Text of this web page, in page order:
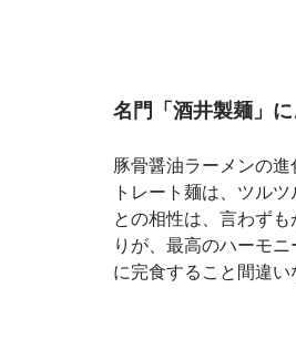
名門「酒井製麺」
豚骨醤油ラーメンの
トレート麺は、ツル
との相性は、言わず
りが、最高のハーモ
に完食すること間違い